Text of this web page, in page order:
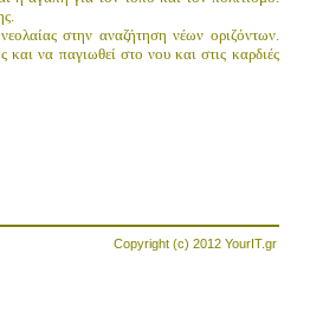
στην αναζήτηση νέων οριζόντων.
να παγιωθεί στο νου και στις καρδιές
Copyright (c) 2012 YourIT.gr